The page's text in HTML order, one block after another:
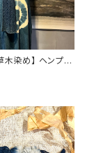
木染め】 ヘンプオ
トンリネンストー